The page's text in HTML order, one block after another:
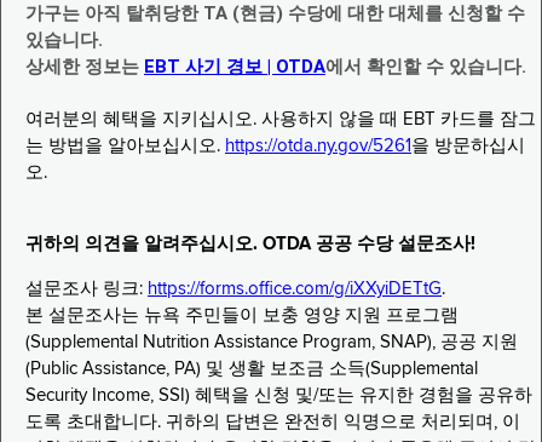
가구는 아직 탈취당한 TA (현금) 수당에 대한 대체를 신청할 수
있습니다.
상세한 정보는 EBT 사기 경보 | OTDA에서 확인할 수 있습니다.
여러분의 혜택을 지키십시오. 사용하지 않을 때 EBT 카드를 잠그
는 방법을 알아보십시오. https://otda.ny.gov/5261 을 방문하십시
오.
귀하의 의견을 알려주십시오. OTDA 공공 수당 설문조사!
설문조사 링크: https://forms.office.com/g/iXXyiDETtG.
본 설문조사는 뉴욕 주민들이 보충 영양 지원 프로그램
(Supplemental Nutrition Assistance Program, SNAP), 공공 지원
(Public Assistance, PA) 및 생활 보조금 소득(Supplemental
Security Income, SSI) 혜택을 신청 및/또는 유지한 경험을 공유하
도록 초대합니다. 귀하의 답변은 완전히 익명으로 처리되며, 이